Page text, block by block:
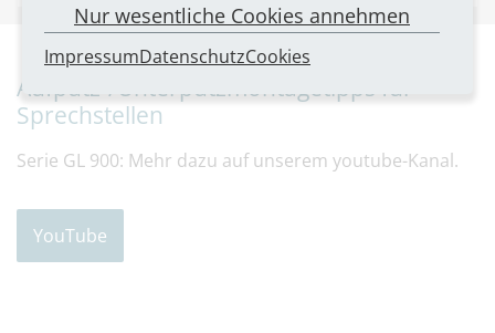
Aufputz-/Unterputzmontagetipps für
Sprechstellen
Serie GL 900: Mehr dazu auf unserem youtube-Kanal.
YouTube
Nur wesentliche Cookies annehmen
ImpressumDatenschutzCookies